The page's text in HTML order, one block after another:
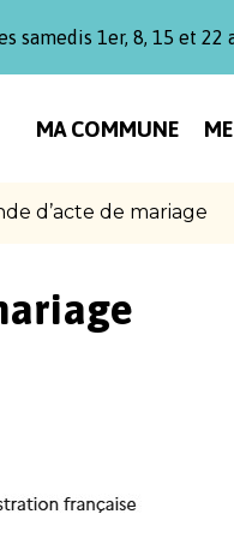
samedis 1er, 8, 15 et 22
MA COMMUNE
d’acte de mariage